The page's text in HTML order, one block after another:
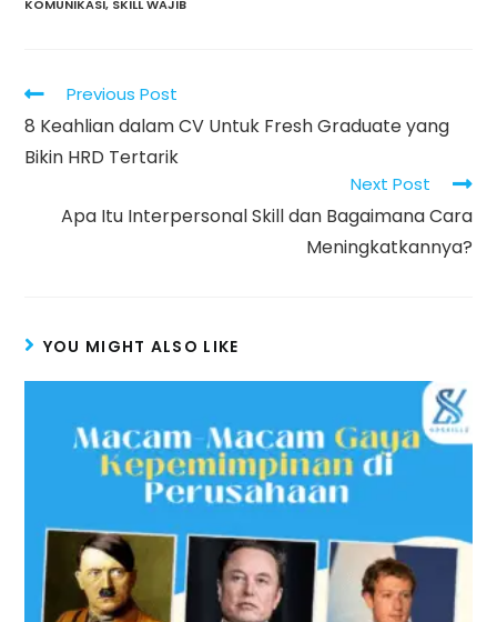
KOMUNIKASI, SKILL WAJIB
Read
more
articles
Previous Post
8 Keahlian dalam CV Untuk Fresh Graduate yang
Bikin HRD Tertarik
Next Post
Apa Itu Interpersonal Skill dan Bagaimana Cara
Meningkatkannya?
YOU MIGHT ALSO LIKE